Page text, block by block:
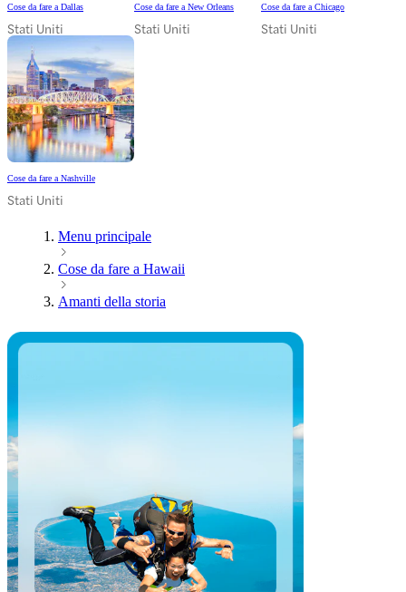
Cose da fare a Dallas
Stati Uniti
Cose da fare a New Orleans
Stati Uniti
Cose da fare a Chicago
Stati Uniti
Cose da fare a Nashville
Stati Uniti
Menu principale
Cose da fare a Hawaii
Amanti della storia